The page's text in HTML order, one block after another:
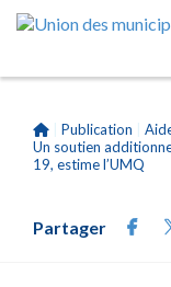
Publication
Un soutien
19, estime l’UMQ
Partager